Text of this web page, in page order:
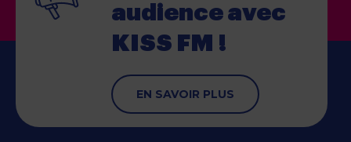
audience avec
KISS FM !
EN SAVOIR PLUS